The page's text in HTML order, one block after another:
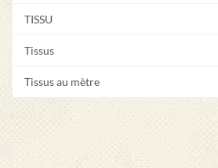
TISSU
Tissus
Tissus au mètre